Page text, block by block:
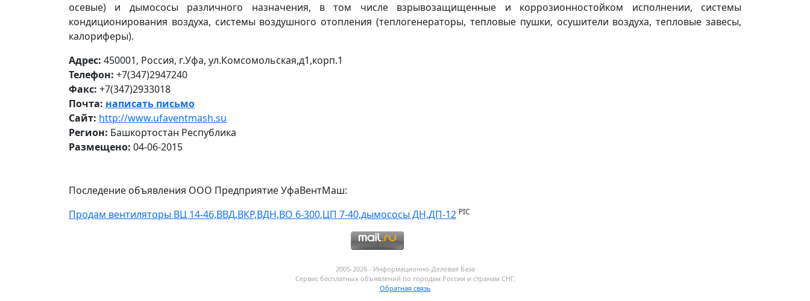
осевые) и дымососы различного назначения, в том числе взрывозащищенные и коррозионностойком исполнении, системы
кондиционирования воздуха, системы воздушного отопления (теплогенераторы, тепловые пушки, осушители воздуха, тепловые завесы,
калориферы).
Адрес: 450001, Россия, г.Уфа, ул.Комсомольская,д1,корп.1
Телефон: +7(347)2947240
Факс: +7(347)2933018
Почта: написать письмо
Сайт: http://www.ufaventmash.su
Регион: Башкортостан Республика
Размещено: 04-06-2015
Последение объявления ООО Предприятие УфаВентМаш:
Продам вентиляторы ВЦ 14-46,ВВД,ВКР,ВДН,ВО 6-300,ЦП 7-40,дымососы ДН,ДП-12 PIC
2005-2026 - Информационнo-Деловая База
Сервис бесплатных объявлений по городам России и странам СНГ.
Обратная связь